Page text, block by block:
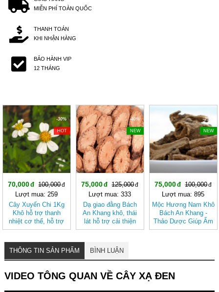
MIỄN PHÍ TOÀN QUỐC
THANH TOÁN
KHI NHẬN HÀNG
BẢO HÀNH VIP
12 THÁNG
-30%
HOT
70,000
100,000
Lượt mua: 259
Cây Xuyến Chi 1Kg
Khô hỗ trợ thanh
nhiệt cơ thể, hỗ trợ
tiêu hóa BÁCH AN
-40%
NEW
75,000
125,000
Lượt mua: 333
Dạ giao đằng Bách
An Khang khô, thái
lát hỗ trợ cải thiện
giấc ngủ
-25%
NEW
75,000
100,000
Lượt mua: 895
Mộc Hương Nam Khô
Bách An Khang -
Thảo Dược Giúp Ấm
Bụng, Hành Khí,
THÔNG TIN SẢN PHẨM
BÌNH LUẬN
VIDEO TÔNG QUAN VỀ CÂY XẠ ĐEN